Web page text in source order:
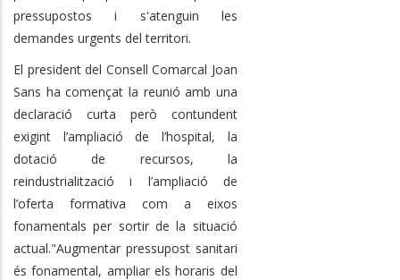
pressupostos i s'atenguin les
demandes urgents del territori.
El president del Consell Comarcal Joan
Sans ha començat la reunió amb una
declaració curta però contundent
exigint l’ampliació de l’hospital, la
dotació de recursos, la
reindustrialització i l’ampliació de
l’oferta formativa com a eixos
fonamentals per sortir de la situació
actual."Augmentar pressupost sanitari
és fonamental, ampliar els horaris del